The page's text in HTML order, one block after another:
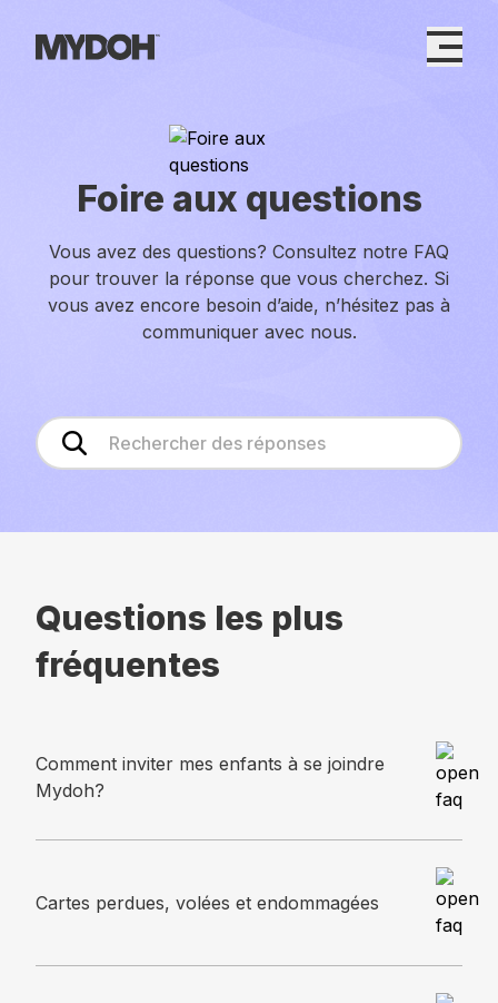
content
Foire aux questions
Vous avez des questions? Consultez notre FAQ
pour trouver la réponse que vous cherchez. Si
vous avez encore besoin d’aide, n’hésitez pas à
communiquer avec nous.
Questions les plus
fréquentes
Comment inviter mes enfants à se joindre
Mydoh?
Cartes perdues, volées et endommagées